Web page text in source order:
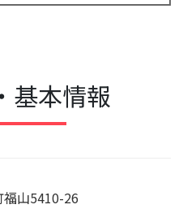
基本情報
山5410-26